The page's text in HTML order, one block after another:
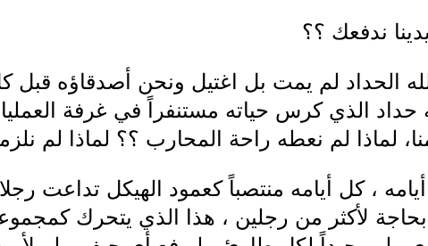
ندفعك ؟؟
الحداد لم يمت بل اغتيل ونحن أصدقاؤه قبل
الذي كرس حياته مستنفراً في غرفة
لماذا لم نعطه راحة المحارب ؟؟ لماذا لم
، كل أيامه منتصباً كعمود الهيكل تداعت
بحاجة لأكثر من رجلين ، هذا الذي يتحرك